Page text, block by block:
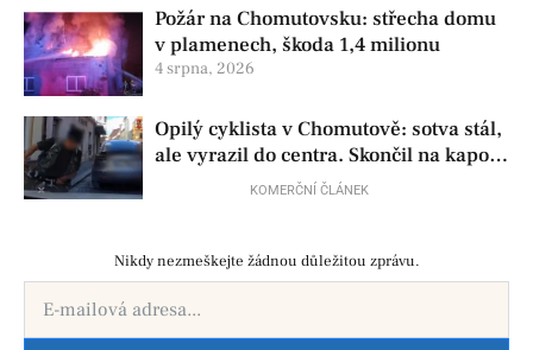
Požár na Chomutovsku: střecha domu
v plamenech, škoda 1,4 milionu
4 srpna, 2026
Opilý cyklista v Chomutově: sotva stál,
ale vyrazil do centra. Skončil na kapotě
KOMERČNÍ ČLÁNEK
Nikdy nezmeškejte žádnou důležitou zprávu.